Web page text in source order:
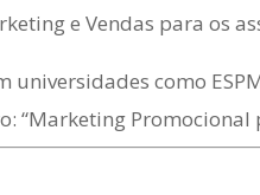
e Vendas para os
como
“Marketing Promocional